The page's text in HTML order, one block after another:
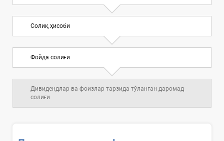
Солиқ ҳисоби
Фойда солиғи
Дивидендлар ва фоизлар тарзида тўланган даромад
солиғи